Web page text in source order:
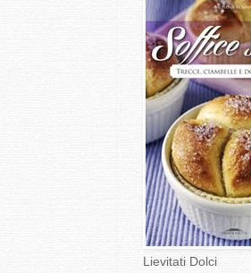
Lievitati Dolci